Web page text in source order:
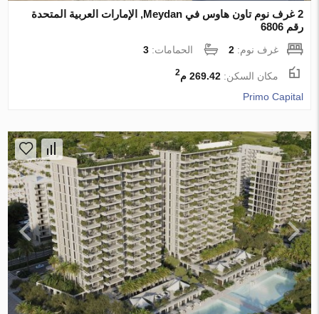
2 غرف نوم تاون هاوس في Meydan, الإمارات العربية المتحدة
رقم 6806
غرف نوم:2 الحمامات:3
مكان السكن:269.42 م 2
Primo Capital